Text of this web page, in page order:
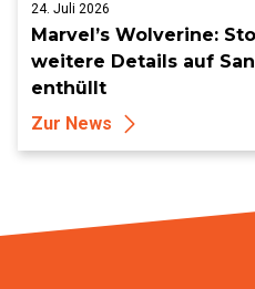
24. Juli 2026
Marvel’s Wolverine:
weitere Details auf
enthüllt
Zur News